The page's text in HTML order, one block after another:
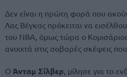
Δεν είναι η πρώτη φορά που
Λας Βέγκας πρόκειται να
του NBA, όμως τώρα ο
ανοιχτά στις σοβαρές σκέψεις
Ο Άνταμ Σίλβερ , μίλησε για το